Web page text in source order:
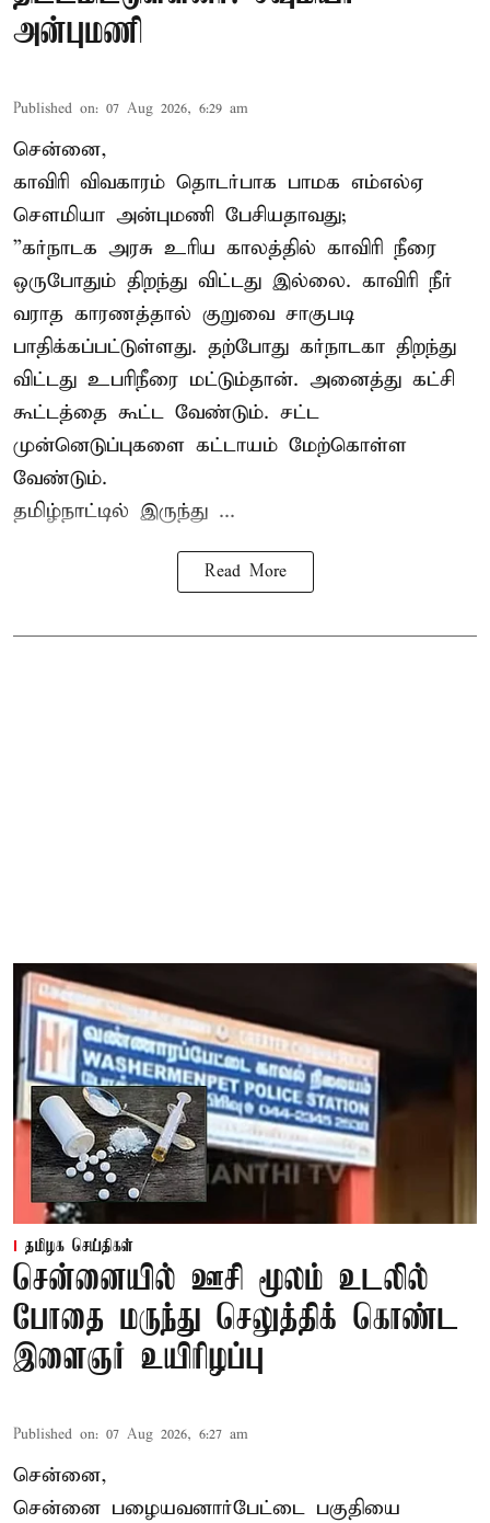
அன்புமணி
Published on: 07 Aug 2026, 6:29 am
சென்னை,
காவிரி விவகாரம் தொடர்பாக பாமக எம்எல்ஏ
சௌமியா அன்புமணி பேசியதாவது;
”கர்நாடக அரசு உரிய காலத்தில் காவிரி நீரை
ஒருபோதும் திறந்து விட்டது இல்லை. காவிரி நீர்
வராத காரணத்தால் குறுவை சாகுபடி
பாதிக்கப்பட்டுள்ளது. தற்போது கர்நாடகா திறந்து
விட்டது உபரிநீரை மட்டும்தான். அனைத்து கட்சி
கூட்டத்தை கூட்ட வேண்டும். சட்ட
முன்னெடுப்புகளை கட்டாயம் மேற்கொள்ள
வேண்டும்.
தமிழ்நாட்டில் இருந்து ...
Read More
தமிழக செய்திகள்
சென்னையில் ஊசி மூலம் உடலில்
போதை மருந்து செலுத்திக் கொண்ட
இளைஞர் உயிரிழப்பு
Published on: 07 Aug 2026, 6:27 am
சென்னை,
சென்னை பழையவனார்பேட்டை பகுதியை